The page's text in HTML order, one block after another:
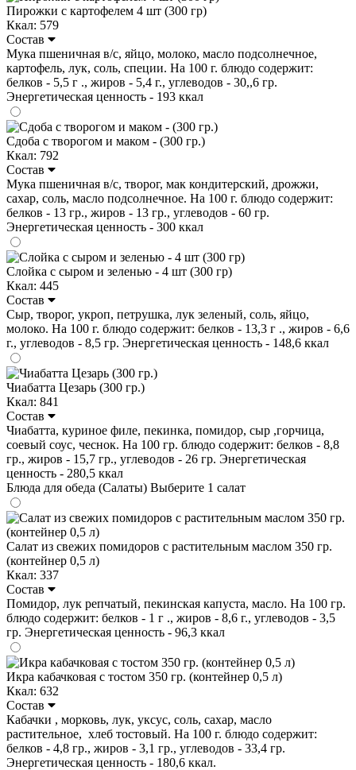
Пирожки с картофелем 4 шт (300 гр)
Ккал: 579
Состав
Мука пшеничная в/с, яйцо, молоко, масло подсолнечное,
картофель, лук, соль, специи. На 100 г. блюдо содержит:
белков - 5,5 г ., жиров - 5,4 г., углеводов - 30,,6 гр.
Энергетическая ценность - 193 ккал
Сдоба с творогом и маком - (300 гр.)
Ккал: 792
Состав
Мука пшеничная в/с, творог, мак кондитерский, дрожжи,
сахар, соль, масло подсолнечное. На 100 г. блюдо содержит:
белков - 13 гр., жиров - 13 гр., углеводов - 60 гр.
Энергетическая ценность - 300 ккал
Слойка с сыром и зеленью - 4 шт (300 гр)
Ккал: 445
Состав
Сыр, творог, укроп, петрушка, лук зеленый, соль, яйцо,
молоко. На 100 г. блюдо содержит: белков - 13,3 г ., жиров - 6,6
г., углеводов - 8,5 гр. Энергетическая ценность - 148,6 ккал
Чиабатта Цезарь (300 гр.)
Ккал: 841
Состав
Чиабатта, куриное филе, пекинка, помидор, сыр ,горчица,
соевый соус, чеснок. На 100 гр. блюдо содержит: белков - 8,8
гр., жиров - 15,7 гр., углеводов - 26 гр. Энергетическая
ценность - 280,5 ккал
Блюда для обеда (Салаты) Выберите 1 салат
Салат из свежих помидоров с растительным маслом 350 гр.
(контейнер 0,5 л)
Ккал: 337
Состав
Помидор, лук репчатый, пекинская капуста, масло. На 100 гр.
блюдо содержит: белков - 1 г ., жиров - 8,6 г., углеводов - 3,5
гр. Энергетическая ценность - 96,3 ккал
Икра кабачковая с тостом 350 гр. (контейнер 0,5 л)
Ккал: 632
Состав
Кабачки , морковь, лук, уксус, соль, сахар, масло
растительное, хлеб тостовый. На 100 г. блюдо содержит:
белков - 4,8 гр., жиров - 3,1 гр., углеводов - 33,4 гр.
Энергетическая ценность - 180,6 ккал.